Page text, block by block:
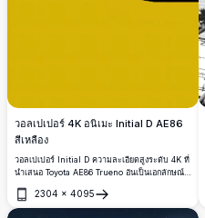
วอลเปเปอร์ 4K อนิเมะ Initial D AE86
สีเหลือง
วอลเปเปอร์ Initial D ความละเอียดสูงระดับ 4K ที่
นำเสนอ Toyota AE86 Trueno อันเป็นเอกลักษณ์
เหลืองสะดุดตา ตัวถังโทนขาวดำ ล้อสีทอง และมุม
ด้านหน้าอันทรงพลัง สร้างฉากหลังที่มีสไตล์สำหรับ
2304 × 4095
เปิด